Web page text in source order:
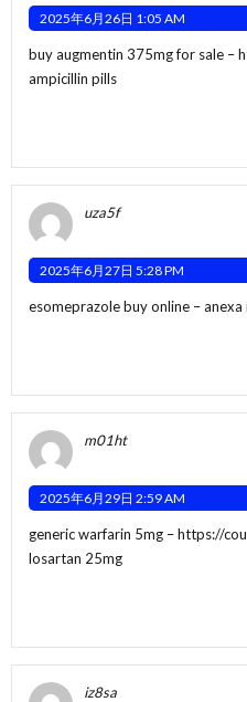
2025年6月26日 1:05 AM
buy augmentin 375mg for sale –
ampicillin pills
uza5f
2025年6月27日 5:28 PM
esomeprazole buy online –anexa
m01ht
2025年6月29日 2:59 AM
generic warfarin 5mg –https://
losartan 25mg
iz8sa